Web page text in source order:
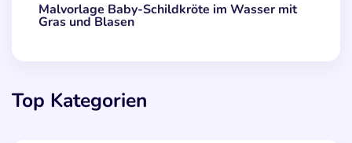
Malvorlage Baby-Schildkröte im Wasser mit
Gras und Blasen
Top Kategorien